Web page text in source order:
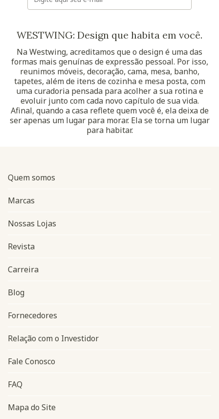
WESTWING: Design que habita em você.
Na Westwing, acreditamos que o design é uma das
formas mais genuínas de expressão pessoal. Por isso,
reunimos móveis, decoração, cama, mesa, banho,
tapetes, além de itens de cozinha e mesa posta, com
uma curadoria pensada para acolher a sua rotina e
evoluir junto com cada novo capítulo de sua vida.
Afinal, quando a casa reflete quem você é, ela deixa de
ser apenas um lugar para morar. Ela se torna um lugar
para habitar.
Navegação do rodapé
Quem somos
Marcas
Nossas Lojas
Revista
Carreira
Blog
Fornecedores
Relação com o Investidor
Fale Conosco
FAQ
Mapa do Site